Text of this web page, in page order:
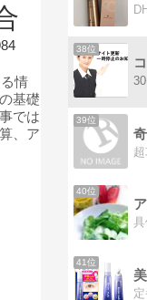
情
基礎
では
、ア
38位
39位
40位
41位